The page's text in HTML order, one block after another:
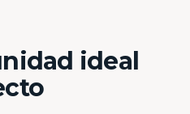
ideal